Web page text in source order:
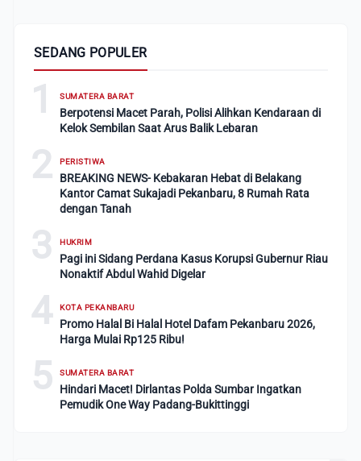
SEDANG POPULER
1 SUMATERA BARAT
Berpotensi Macet Parah, Polisi Alihkan Kendaraan di
Kelok Sembilan Saat Arus Balik Lebaran
2 PERISTIWA
BREAKING NEWS- Kebakaran Hebat di Belakang
Kantor Camat Sukajadi Pekanbaru, 8 Rumah Rata
dengan Tanah
3 HUKRIM
Pagi ini Sidang Perdana Kasus Korupsi Gubernur Riau
Nonaktif Abdul Wahid Digelar
4 KOTA PEKANBARU
Promo Halal Bi Halal Hotel Dafam Pekanbaru 2026,
Harga Mulai Rp125 Ribu!
5 SUMATERA BARAT
Hindari Macet! Dirlantas Polda Sumbar Ingatkan
Pemudik One Way Padang-Bukittinggi